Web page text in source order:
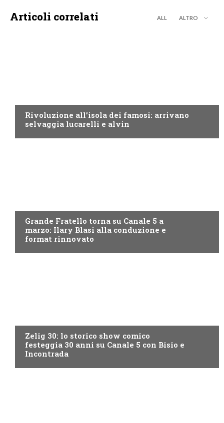
Articoli correlati ALL ALTRO
Rivoluzione all’isola dei famosi: arrivano
selvaggia lucarelli e alvin
Grande Fratello torna su Canale 5 a
marzo: Ilary Blasi alla conduzione e
format rinnovato
Zelig 30: lo storico show comico
festeggia 30 anni su Canale 5 con Bisio e
Incontrada